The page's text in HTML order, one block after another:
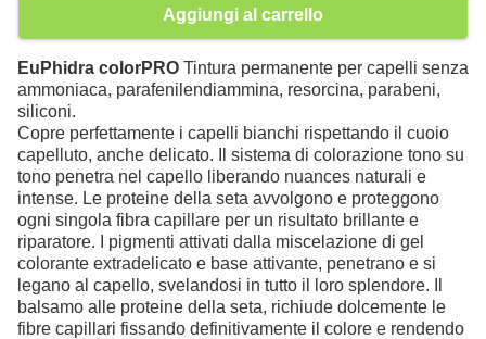
Aggiungi al carrello
EuPhidra colorPRO Tintura permanente per capelli senza
ammoniaca, parafenilendiammina, resorcina, parabeni,
siliconi.
Copre perfettamente i capelli bianchi rispettando il cuoio
capelluto, anche delicato. Il sistema di colorazione tono su
tono penetra nel capello liberando nuances naturali e
intense. Le proteine della seta avvolgono e proteggono
ogni singola fibra capillare per un risultato brillante e
riparatore. I pigmenti attivati dalla miscelazione di gel
colorante extradelicato e base attivante, penetrano e si
legano al capello, svelandosi in tutto il loro splendore. Il
balsamo alle proteine della seta, richiude dolcemente le
fibre capillari fissando definitivamente il colore e rendendo